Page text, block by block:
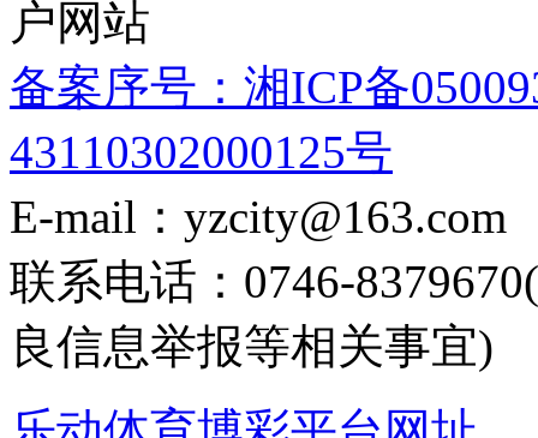
网站标识码：
户网站
备案序号：湘ICP备
43110302000125号
E-mail：yzcity@163.com
联系电话：0746-
良信息举报等相关事宜)